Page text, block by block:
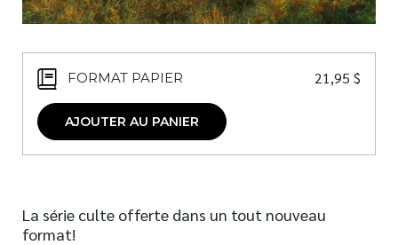
FORMAT PAPIER 21,95 $
AJOUTER AU PANIER
La série culte offerte dans un tout nouveau
format!